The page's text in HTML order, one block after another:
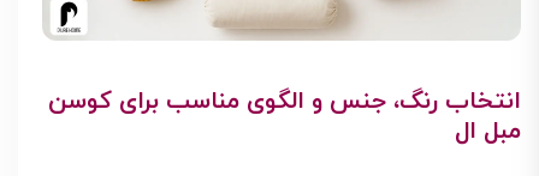
انتخاب رنگ، جنس و الگوی مناسب برای کوسن
مبل ال